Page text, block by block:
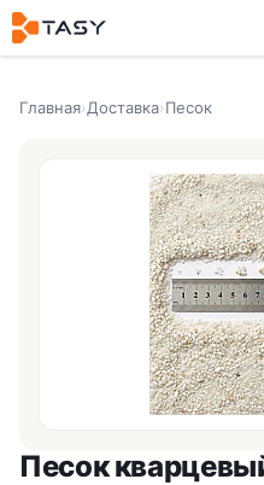
Главная›Доставка›Песок
Песок